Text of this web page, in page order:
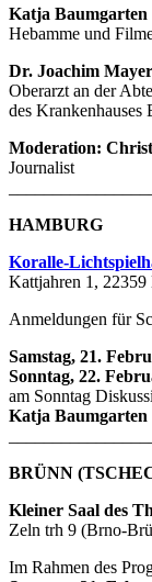
Katja Baumgarten
Hebamme und
Dr. Joachim Mayer
Oberarzt an der
des Krankenhauses
Moderation:
Journalist
HAMBURG
Koralle-
Kattjahren 1,
Anmeldungen für
Samstag, 21.
Sonntag, 22.
am Sonntag
Katja Baumgarten
BRÜNN
Kleiner Saal des
Zeln trh 9 (Brno-
Im Rahmen des